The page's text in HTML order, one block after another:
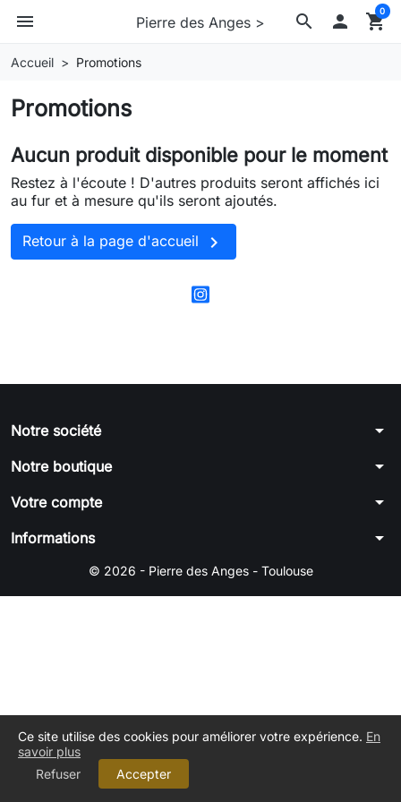
Ce site utilise des cookies pour améliorer votre expérience. En
savoir plus
Refuser
Accepter
Pierre des Anges > search
menu  shopping_cart
0
Accueil Promotions
Promotions
Aucun produit disponible pour le moment
Restez à l'écoute ! D'autres produits seront affichés ici
au fur et à mesure qu'ils seront ajoutés.
Retour à la page d'accueil 
Notre société arrow_drop_down
Notre boutique arrow_drop_down
Votre compte arrow_drop_down
Informations arrow_drop_down
© 2026 - Pierre des Anges - Toulouse